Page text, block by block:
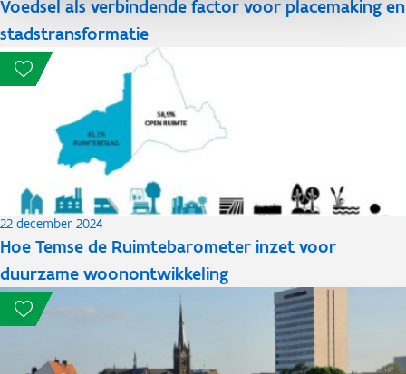
Voedsel als verbindende factor voor placemaking en
stadstransformatie
22 december 2024
Hoe Temse de Ruimtebarometer inzet voor
duurzame woonontwikkeling